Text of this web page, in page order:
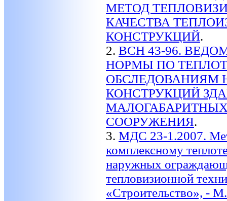
МЕТОД
КАЧЕСТВА
КОНСТРУКЦИЙ.
2. ВСН 43-96.
НОРМЫ ПО
КОНСТРУКЦИЙ
СООРУЖЕНИЯ.
3. МДС 23-1.2007.
комплексному
наружных
тепловизионной
«Строительство», -